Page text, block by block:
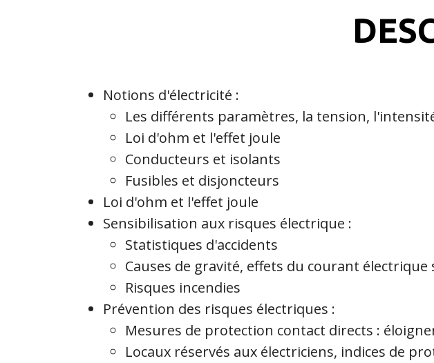
Notions d'électricité :
Les différents paramètres, la tension,
Loi d'ohm et l'effet joule
Conducteurs et isolants
Fusibles et disjoncteurs
Loi d'ohm et l'effet joule
Sensibilisation aux risques électrique :
Statistiques d'accidents
Causes de gravité, effets du courant
Risques incendies
Prévention des risques électriques :
Mesures de protection contact directs :
Locaux réservés aux électriciens, indices de